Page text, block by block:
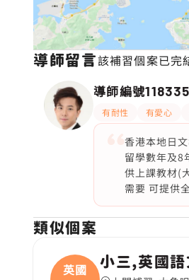
導師留言該補習個案已完
導師編號118335
有耐性 有愛心
香港本地日
留學數年及8
供上課教材(
需要 可提供
類似個案
英國
小三,英國